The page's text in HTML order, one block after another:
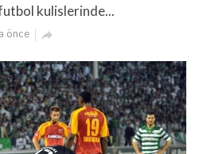
kulislerinde...
önce 